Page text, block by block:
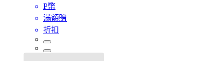
P幣
滿額贈
折扣